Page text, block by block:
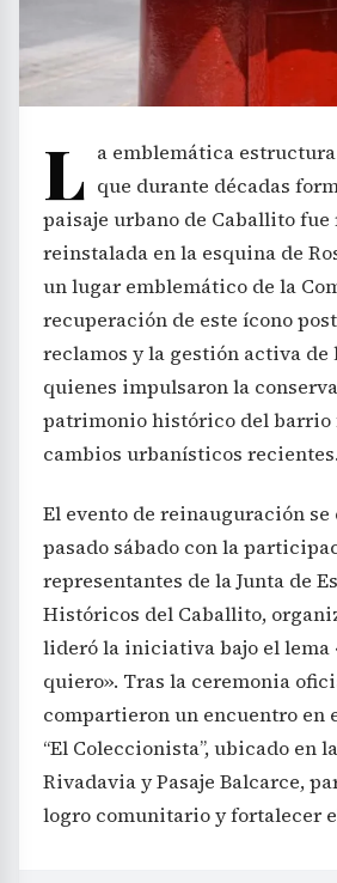
L
a emblemática estructura
paisaje urbano de Caballito
reinstalada en la esquina de
un lugar emblemático de la
recuperación de este ícono
reclamos y la gestión activa de
quienes impulsaron la
patrimonio histórico del barrio
cambios urbanísticos recientes.
El evento de reinauguración se
representantes de la Junta de
Históricos del Caballito,
lideró la iniciativa bajo el lema
quiero». Tras la ceremonia
compartieron un encuentro en
“El Coleccionista”, ubicado en
Rivadavia y Pasaje Balcarce,
logro comunitario y fortalecer